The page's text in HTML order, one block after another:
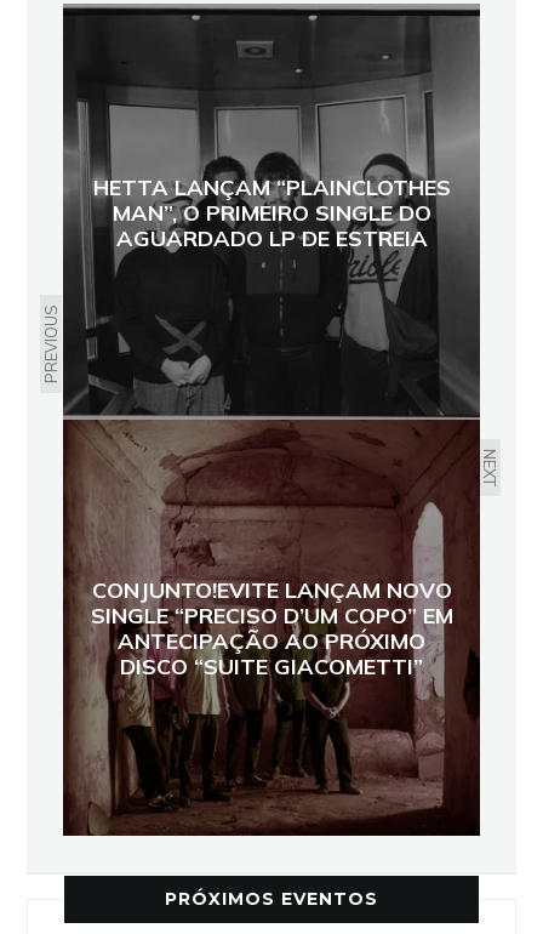
PREVIOUS
HETTA LANÇAM “PLAINCLOTHES
MAN”, O PRIMEIRO SINGLE DO
AGUARDADO LP DE ESTREIA
NEXT
CONJUNTO!EVITE LANÇAM NOVO
SINGLE “PRECISO D’UM COPO” EM
ANTECIPAÇÃO AO PRÓXIMO
DISCO “SUITE GIACOMETTI”
PRÓXIMOS EVENTOS